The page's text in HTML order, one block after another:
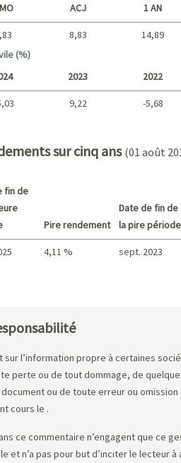
ACJ 1 AN
8,83 14,89
(%)
2023 2022
9,22 -5,68
sur cinq ans (01 août
fin de
Pire rendement
Date de fin de
la pire période
4,11 % sept. 2023
l’information propre à certaines
perte ou de tout dommage, de
ou de toute erreur ou
cours le .
ce commentaire n’engagent que ce
et n’a pas pour but d’inciter le lecteur